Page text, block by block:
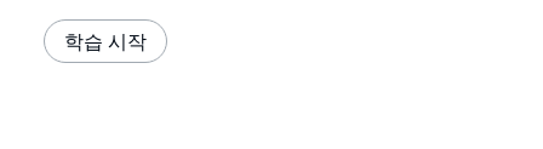
학습 시작